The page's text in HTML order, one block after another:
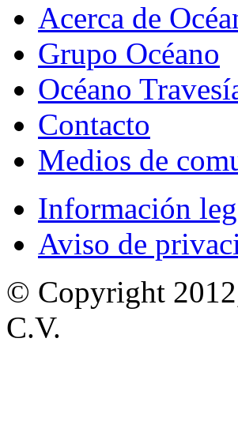
Acerca de
Grupo Océano
Océano
Contacto
Medios de
Información
Aviso de
© Copyright
C.V.